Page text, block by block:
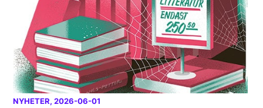
NYHETER, 2026-06-01